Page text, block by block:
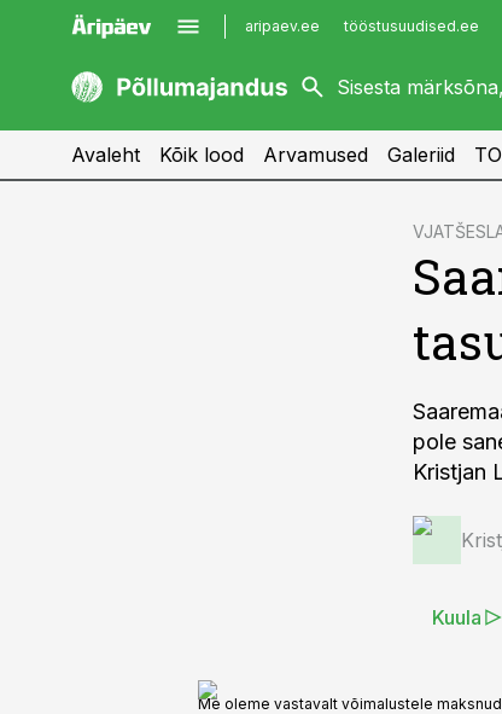
aripaev.ee tööstusuudised.ee
kaubandus.ee
kinnisvarauudised.ee
imelineajalugu.ee
Avaleht Kõik lood Arvamused Galeriid
pole
Kristjan
Kuula
Me oleme vastavalt võimalustele